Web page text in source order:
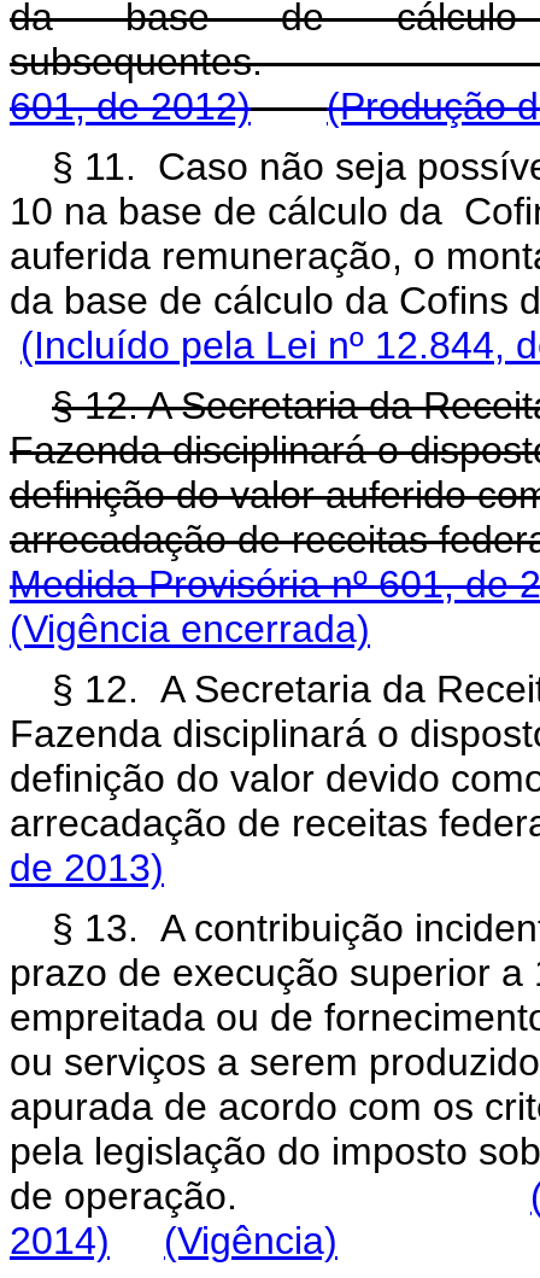
da base de
subsequentes.
601, de 2012)
(Produção
§ 11. Caso não seja
10 na base de cálculo da
auferida remuneração, o
da base de cálculo da
(Incluído pela Lei nº 12.844,
§ 12. A Secretaria da
Fazenda disciplinará o
definição do valor auferido
arrecadação de receitas
Medida Provisória nº 601, de
(Vigência encerrada)
§ 12. A Secretaria da
Fazenda disciplinará o
definição do valor devido
arrecadação de receitas
de 2013)
§ 13. A contribuição
prazo de execução superior
empreitada ou de
ou serviços a serem
apurada de acordo com os
pela legislação do imposto
de operação.
2014)
(Vigência)